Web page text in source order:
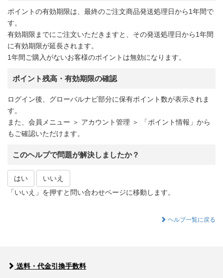
ポイントの有効期限は、最終のご注文商品発送処理日から1年間で
す。
有効期限までにご注文いただきますと、その発送処理日から1年間
に有効期限が延長されます。
1年間ご購入がないお客様のポイントは無効になります。
ポイント残高・有効期限の確認
ログイン後、グローバルナビ部分に保有ポイント数が表示されま
す。
また、会員メニュー ＞ アカウント管理 ＞ 「ポイント情報」から
もご確認いただけます。
このヘルプで問題が解決しましたか？
はい
いいえ
「いいえ」を押すと問い合わせページに移動します。
ヘルプ一覧に戻る
送料・代金引換手数料